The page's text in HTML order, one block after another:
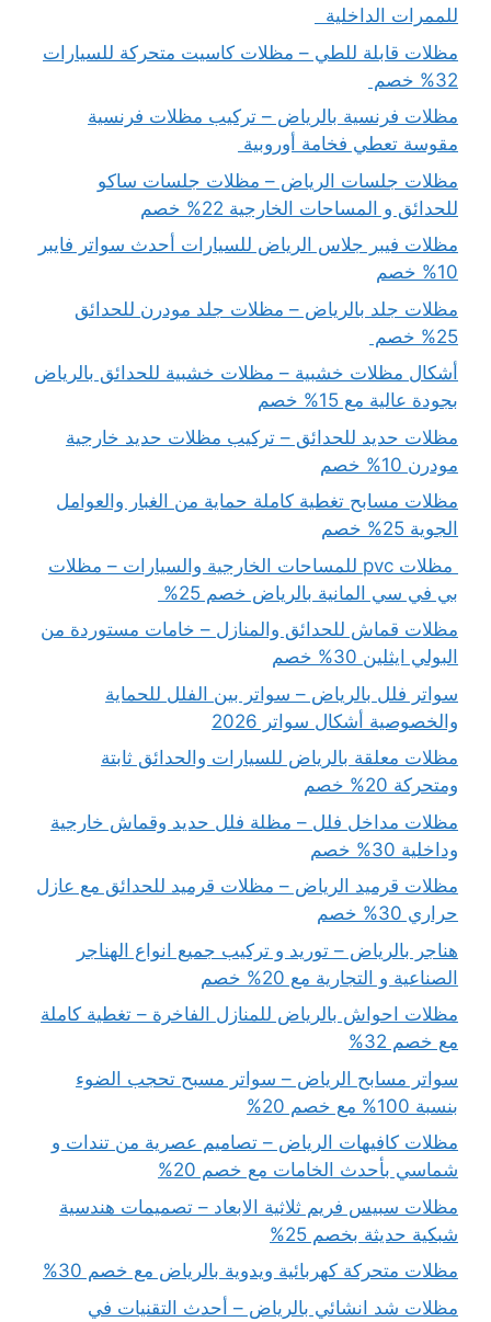
للممرات الداخلية
مظلات قابلة للطي – مظلات كاسيت متحركة للسيارات
32% خصم
مظلات فرنسية بالرياض – تركيب مظلات فرنسية
مقوسة تعطي فخامة أوروبية
مظلات جلسات الرياض – مظلات جلسات ساكو
للحدائق و المساحات الخارجية 22% خصم
مظلات فيبر جلاس الرياض للسيارات أحدث سواتر فايبر
10% خصم
مظلات جلد بالرياض – مظلات جلد مودرن للحدائق
25% خصم
أشكال مظلات خشبية – مظلات خشبية للحدائق بالرياض
بجودة عالية مع 15% خصم
مظلات حديد للحدائق – تركيب مظلات حديد خارجية
مودرن 10% خصم
مظلات مسابح تغطية كاملة حماية من الغبار والعوامل
الجوية 25% خصم
مظلات pvc للمساحات الخارجية والسيارات – مظلات
بي في سي المانية بالرياض خصم 25%
مظلات قماش للحدائق والمنازل – خامات مستوردة من
البولي ايثلين 30% خصم
سواتر فلل بالرياض – سواتر بين الفلل للحماية
والخصوصية أشكال سواتر 2026
مظلات معلقة بالرياض للسيارات والحدائق ثابتة
ومتحركة 20% خصم
مظلات مداخل فلل – مظلة فلل حديد وقماش خارجية
وداخلية 30% خصم
مظلات قرميد الرياض – مظلات قرميد للحدائق مع عازل
حراري 30% خصم
هناجر بالرياض – توريد و تركيب جميع انواع الهناجر
الصناعية و التجارية مع 20% خصم
مظلات احواش بالرياض للمنازل الفاخرة – تغطية كاملة
مع خصم 32%
سواتر مسابح الرياض – سواتر مسبح تحجب الضوء
بنسبة 100% مع خصم 20%
مظلات كافيهات الرياض – تصاميم عصرية من تندات و
شماسي بأحدث الخامات مع خصم 20%
مظلات سبيس فريم ثلاثية الابعاد – تصميمات هندسية
شبكية حديثة بخصم 25%
مظلات متحركة كهربائية ويدوية بالرياض مع خصم 30%
مظلات شد انشائي بالرياض – أحدث التقنيات في